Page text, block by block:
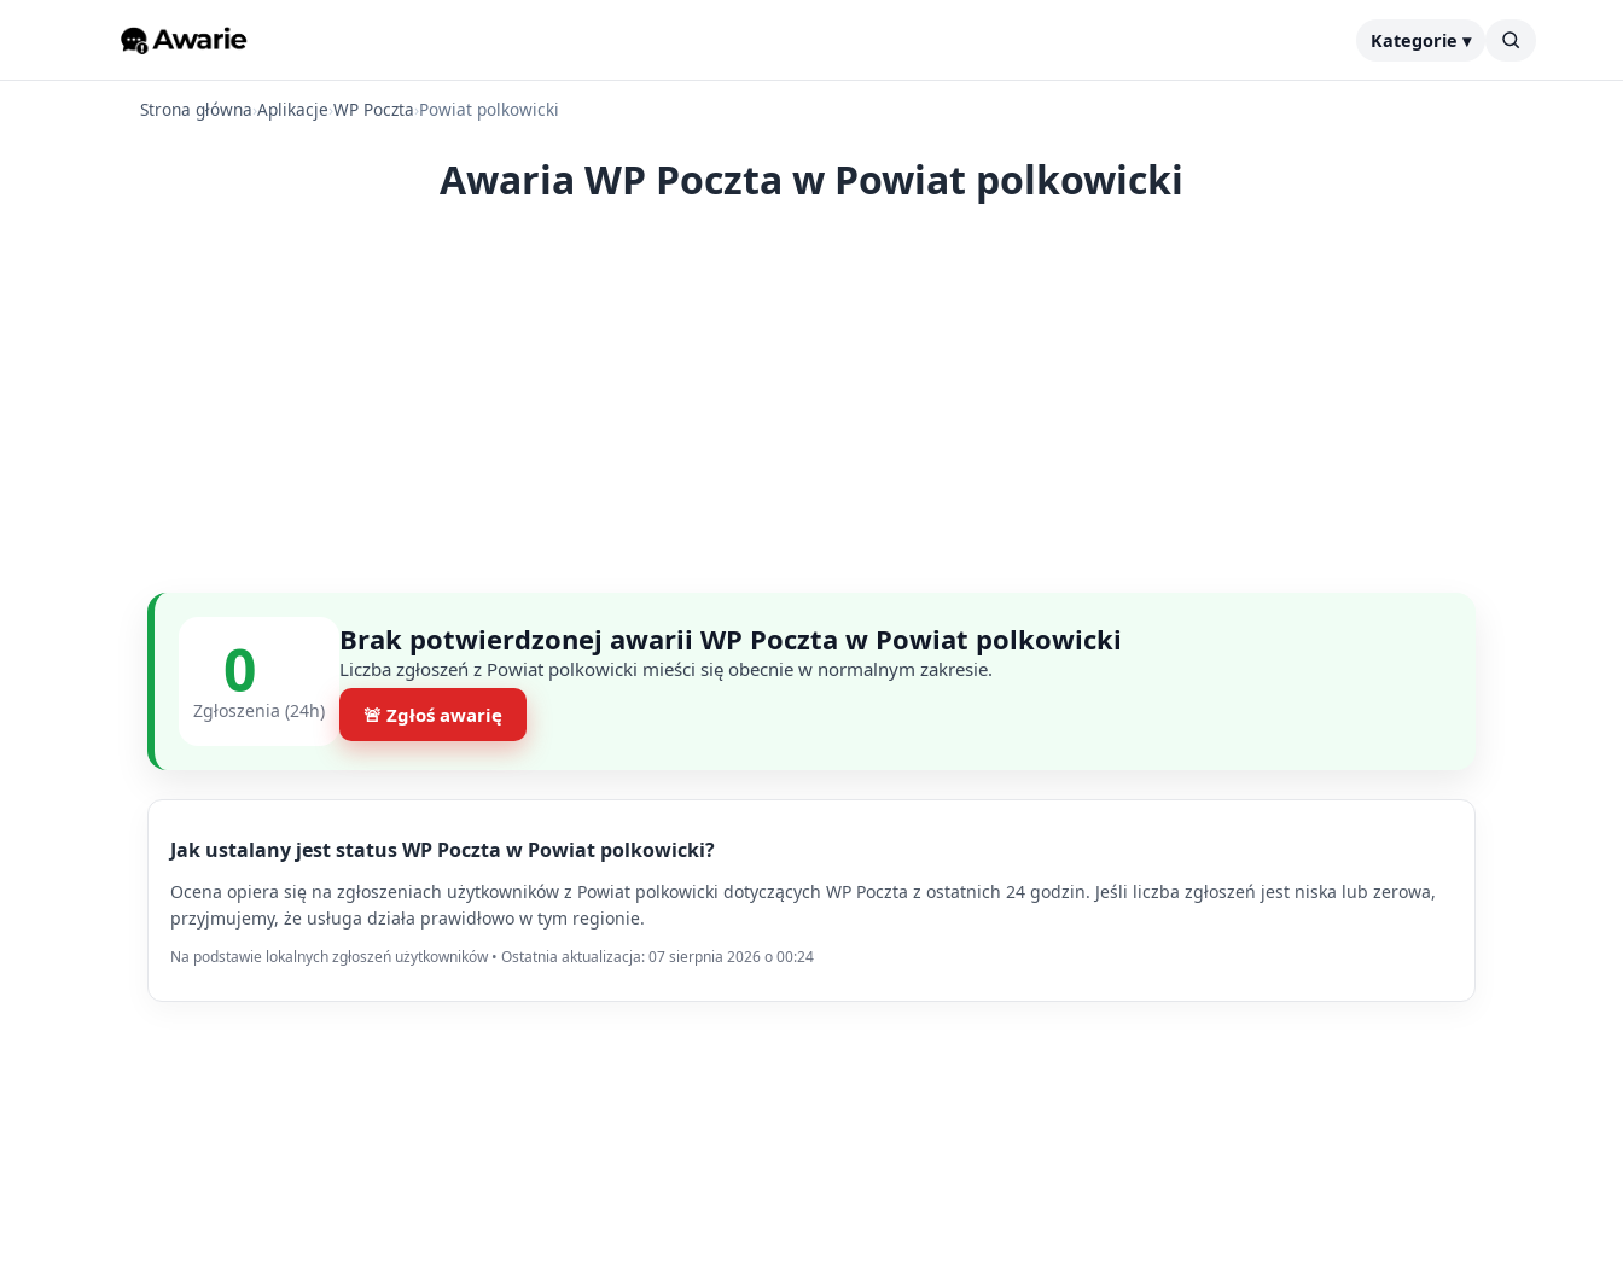
Kategorie ▾
Strona główna›Aplikacje›WP Poczta›Powiat polkowicki
Awaria WP Poczta w Powiat polkowicki
0
Zgłoszenia (24h)
Brak potwierdzonej awarii WP Poczta w Powiat polkowicki
Liczba zgłoszeń z Powiat polkowicki mieści się obecnie w normalnym zakresie.
🚨 Zgłoś awarię
Jak ustalany jest status WP Poczta w Powiat polkowicki?
Ocena opiera się na zgłoszeniach użytkowników z Powiat polkowicki dotyczących WP Poczta z ostatnich 24 godzin. Jeśli liczba zgłoszeń jest niska lub zerowa,
przyjmujemy, że usługa działa prawidłowo w tym regionie.
Na podstawie lokalnych zgłoszeń użytkowników • Ostatnia aktualizacja: 07 sierpnia 2026 o 00:24